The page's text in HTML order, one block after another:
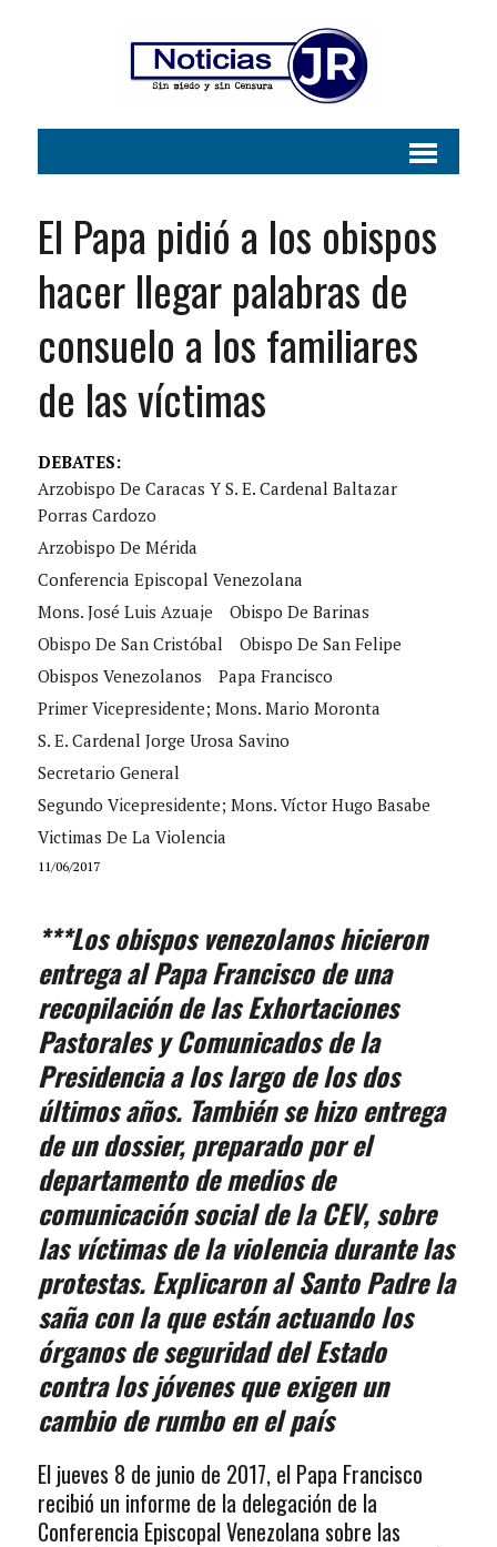
El Papa pidió a los obispos
hacer llegar palabras de
consuelo a los familiares
de las víctimas
DEBATES:
Arzobispo De Caracas Y S. E. Cardenal Baltazar
Porras Cardozo
Arzobispo De Mérida
Conferencia Episcopal Venezolana
Mons. José Luis Azuaje
Obispo De Barinas
Obispo De San Cristóbal
Obispo De San Felipe
Obispos Venezolanos
Papa Francisco
Primer Vicepresidente; Mons. Mario Moronta
S. E. Cardenal Jorge Urosa Savino
Secretario General
Segundo Vicepresidente; Mons. Víctor Hugo Basabe
Victimas De La Violencia
11/06/2017
***Los obispos venezolanos hicieron
entrega al Papa Francisco de una
recopilación de las Exhortaciones
Pastorales y Comunicados de la
Presidencia a los largo de los dos
últimos años. También se hizo entrega
de un dossier, preparado por el
departamento de medios de
comunicación social de la CEV, sobre
las víctimas de la violencia durante las
protestas. Explicaron al Santo Padre la
saña con la que están actuando los
órganos de seguridad del Estado
contra los jóvenes que exigen un
cambio de rumbo en el país
El jueves 8 de junio de 2017, el Papa Francisco
recibió un informe de la delegación de la
Conferencia Episcopal Venezolana sobre las